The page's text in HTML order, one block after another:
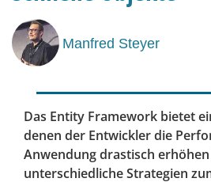
Manfred Steyer
Das Entity Framework bietet
denen der Entwickler die
Anwendung drastisch
unterschiedliche Strategien